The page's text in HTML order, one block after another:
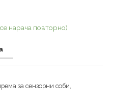
нарача повторно)
за сензорни соби,